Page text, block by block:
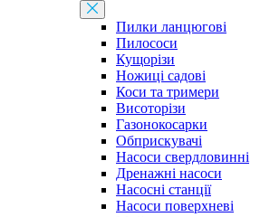
Пилки ланцюгові
Пилососи
Кущорізи
Ножиці садові
Коси та тримери
Висоторізи
Газонокосарки
Обприскувачі
Насоси свердловинні
Дренажні насоси
Насосні станції
Насоси поверхневі